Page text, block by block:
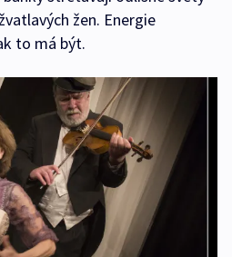
žen. Energie
to má být.